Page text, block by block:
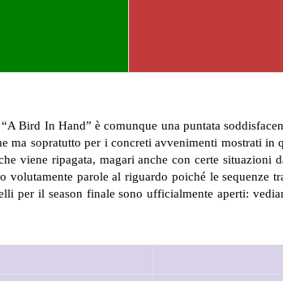
Bird In Hand” è comunque una puntata
ma sopratutto per i concreti avvenimenti mostrati in
viene ripagata, magari anche con certe situazioni
parole al riguardo poiché le sequenze
per il season finale sono ufficialmente aperti: